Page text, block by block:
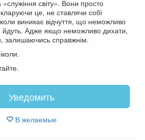
«служіння світу». Вони просто
це, не ставлячи собі
виникає відчуття, що неможливо
йдуть. Адже якщо неможливо дихати,
залишаючись справжнім.
Уведомить
В желаемые